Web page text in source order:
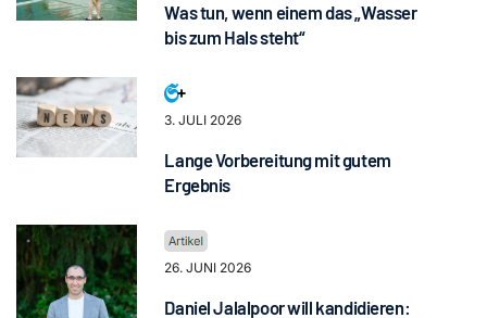
Was tun, wenn einem das „Wasser
bis zum Hals steht“
3. JULI 2026
Lange Vorbereitung mit gutem
Ergebnis
26. JUNI 2026
Daniel Jalalpoor will kandidieren: